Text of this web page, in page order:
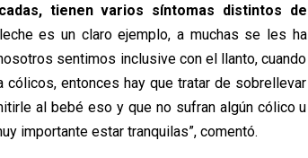
tienen varios síntomas distintos de
es un claro ejemplo, a muchas se les ha
sentimos inclusive con el llanto, cuando
entonces hay que tratar de sobrellevar
al bebé eso y que no sufran algún cólico u
importante estar tranquilas”, comentó.